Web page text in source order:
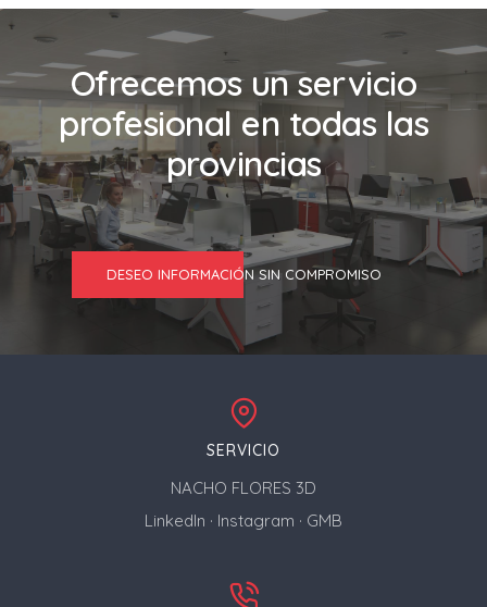
Ofrecemos un servicio
profesional en todas las
provincias
DESEO INFORMACIÓN SIN COMPROMISO
SERVICIO
NACHO FLORES 3D
LinkedIn · Instagram · GMB